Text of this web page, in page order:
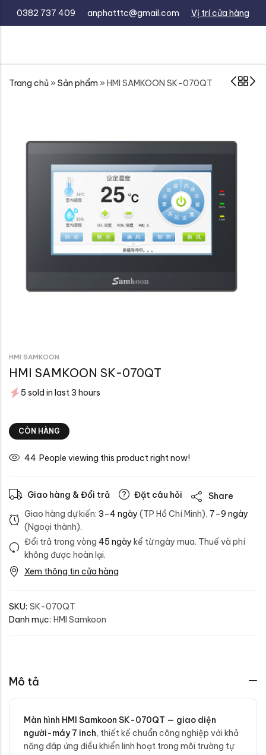
0382 737 409 anphatttc@gmail.com Vị trí cửa hàng
Trang chủ » Sản phẩm » HMI SAMKOON SK-070QT
HMI SAMKOON
HMI SAMKOON SK-070QT
5 sold in last 3 hours
CÒN HÀNG
30 People viewing this product right now!
Giao hàng & Đổi trả Đặt câu hỏi
Share
Giao hàng dự kiến: 3–4 ngày (TP Hồ Chí Minh), 7–9 ngày
(Ngoại thành).
Đổi trả trong vòng 45 ngày kể từ ngày mua. Thuế và phí
không được hoàn lại.
Xem thông tin cửa hàng
SKU: SK-070QT
Danh mục: HMI Samkoon
Mô tả
Màn hình HMI Samkoon SK-070QT — giao diện
người-máy 7 inch, thiết kế chuẩn công nghiệp với khả
năng đáp ứng điều khiển linh hoạt trong môi trường tự